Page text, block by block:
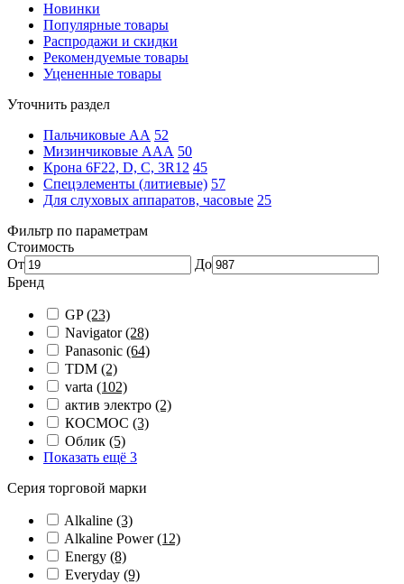
Новинки
Популярные товары
Распродажи и скидки
Рекомендуемые товары
Уцененные товары
Уточнить раздел
Пальчиковые АА 52
Мизинчиковые ААА 50
Крона 6F22, D, C, 3R12 45
Спецэлементы (литиевые) 57
Для слуховых аппаратов, часовые 25
Фильтр по параметрам
Стоимость
От
До
Бренд
GP(23)
Navigator(28)
Panasonic (64)
TDM (2)
varta (102)
актив электро (2)
КОСМОС (3)
Облик (5)
Показать ещё 3
Серия торговой марки
Alkaline (3)
Alkaline Power(12)
Energy (8)
Everyday (9)